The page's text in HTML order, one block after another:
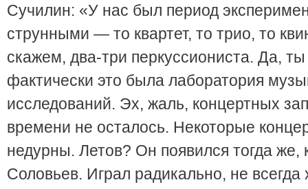
Сучилин: «У нас был период
струнными — то квартет, то трио, то
скажем, два-три перкуссиониста. Да,
фактически это была лаборатория
исследований. Эх, жаль, концертных
времени не осталось. Некоторые
недурны. Летов? Он появился тогда же,
Соловьев. Играл радикально, не